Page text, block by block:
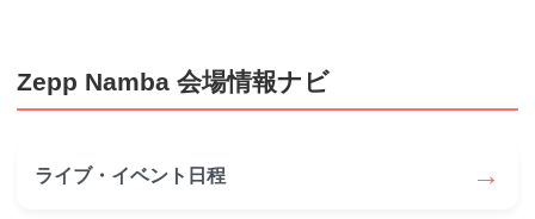
Zepp Namba 会場情報ナビ
ライブ・イベント日程 →